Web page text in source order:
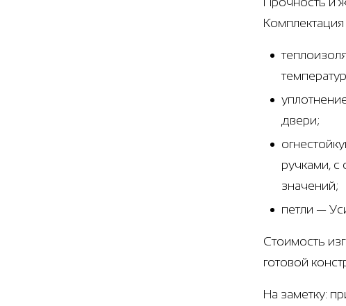
двери;
ручками, с
значений;
петли —
Стоимость
готовой
На заметку: